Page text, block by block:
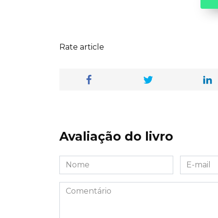
Rate article
Avaliação do livro
Nome
*
E-
mail
*
Comentário